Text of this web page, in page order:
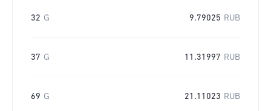
32 G 9.79025 RUB
37 G 11.31997 RUB
69 G 21.11023 RUB